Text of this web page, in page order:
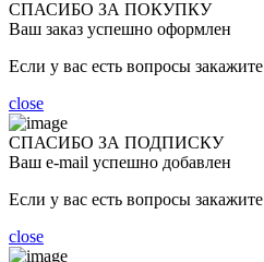
СПАСИБО ЗА ПОКУПКУ
Ваш заказ успешно оформлен
Если у вас есть вопросы закажите
close
СПАСИБО ЗА ПОДПИСКУ
Ваш e-mail успешно добавлен
Если у вас есть вопросы закажите
close